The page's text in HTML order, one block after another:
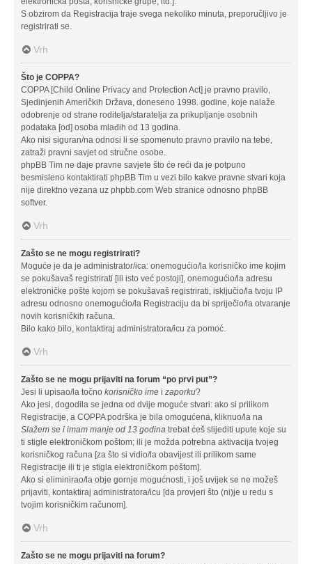
S obzirom da Registracija traje svega nekoliko minuta, preporučljivo je
registrirati se.
Vrh
Što je COPPA?
COPPA [Child Online Privacy and Protection Act] je pravno pravilo,
Sjedinjenih Američkih Država, doneseno 1998. godine, koje nalaže
odobrenje od strane roditelja/staratelja za prikupljanje osobnih
podataka [od] osoba mlađih od 13 godina.
Ako nisi siguran/na odnosi li se spomenuto pravno pravilo na tebe,
zatraži pravni savjet od stručne osobe.
phpBB Tim ne daje pravne savjete što će reći da je potpuno
besmisleno kontaktirati phpBB Tim u vezi bilo kakve pravne stvari koja
nije direktno vezana uz phpbb.com Web stranice odnosno phpBB
softver.
Vrh
Zašto se ne mogu registrirati?
Moguće je da je administrator/ica: onemogućio/la korisničko ime kojim
se pokušavaš registrirati [ili isto već postoji], onemogućio/la adresu
elektroničke pošte kojom se pokušavaš registrirati, isključio/la tvoju IP
adresu odnosno onemogućio/la Registraciju da bi spriječio/la otvaranje
novih korisničkih računa.
Bilo kako bilo, kontaktiraj administratora/icu za pomoć.
Vrh
Zašto se ne mogu prijaviti na forum “po prvi put”?
Jesi li upisao/la točno korisničko ime i zaporku?
Ako jesi, dogodila se jedna od dvije moguće stvari: ako si prilikom
Registracije, a COPPA podrška je bila omogućena, kliknuo/la na
Slažem se i imam manje od 13 godina trebat ćeš slijediti upute koje su
ti stigle elektroničkom poštom; ili je možda potrebna aktivacija tvojeg
korisničkog računa [za što si vidio/la obavijest ili prilikom same
Registracije ili ti je stigla elektroničkom poštom].
Ako si eliminirao/la obje gornje mogućnosti, i još uvijek se ne možeš
prijaviti, kontaktiraj administratora/icu [da provjeri što (ni)je u redu s
tvojim korisničkim računom].
Vrh
Zašto se ne mogu prijaviti na forum?